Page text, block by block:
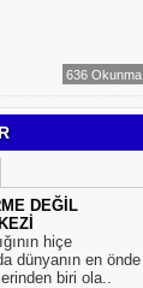
636 Okunma
DEĞİL
hiçe
dünyanın en önde
biri ola..